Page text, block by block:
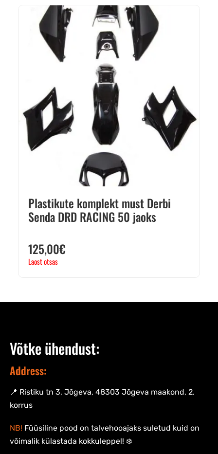
Plastikute komplekt must Derbi
Senda DRD RACING 50 jaoks
125,00€
Laost otsas
Võtke ühendust:
Address:
📍 Ristiku tn 3, Jõgeva, 48303 Jõgeva maakond, 2.
korrus
NB! Füüsiline pood on talvehooajaks suletud kuid on
võimalik külastada kokkuleppel! ❄️